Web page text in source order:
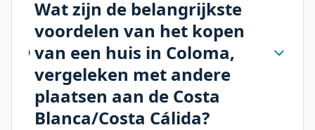
Wat zijn de belangrijkste
voordelen van het kopen
van een huis in Coloma,
vergeleken met andere
plaatsen aan de Costa
Blanca/Costa Cálida?